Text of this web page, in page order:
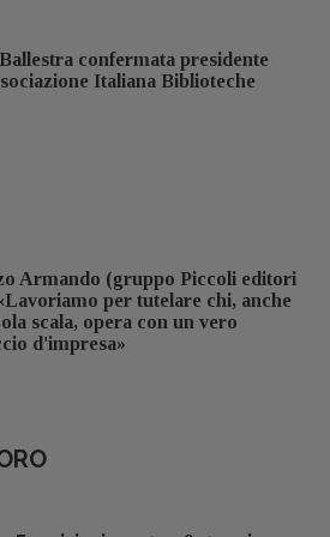
confermata presidente
Italiana Biblioteche
Armando (gruppo Piccoli editori
per tutelare chi, anche
scala, opera con un vero
d'impresa»